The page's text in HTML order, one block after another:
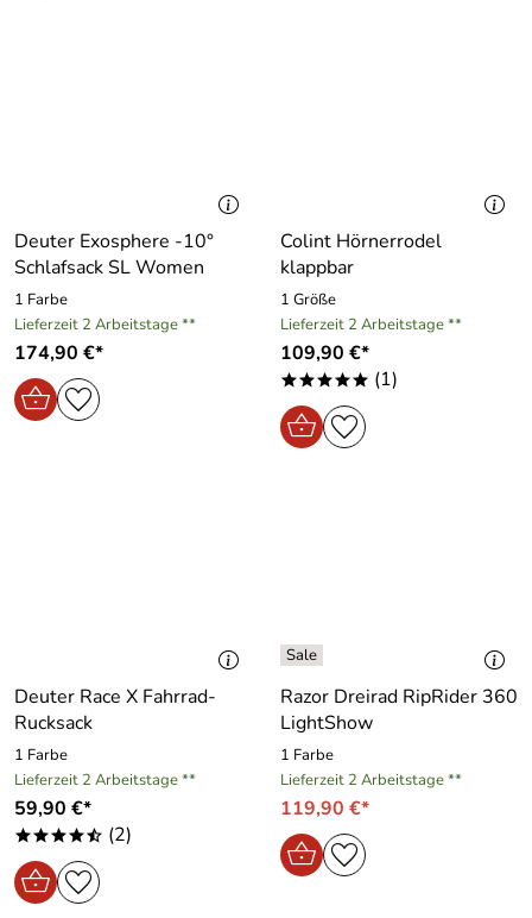
Deuter Exosphere -10°
Schlafsack SL Women
1 Farbe
Lieferzeit 2 Arbeitstage **
174,90 €*
Colint Hörnerrodel
klappbar
1 Größe
Lieferzeit 2 Arbeitstage **
109,90 €*
***** (1)
Deuter Race X Fahrrad-
Rucksack
1 Farbe
Lieferzeit 2 Arbeitstage **
59,90 €*
****/ (2)
Razor Dreirad RipRider 360
LightShow
1 Farbe
Lieferzeit 2 Arbeitstage **
119,90 €*